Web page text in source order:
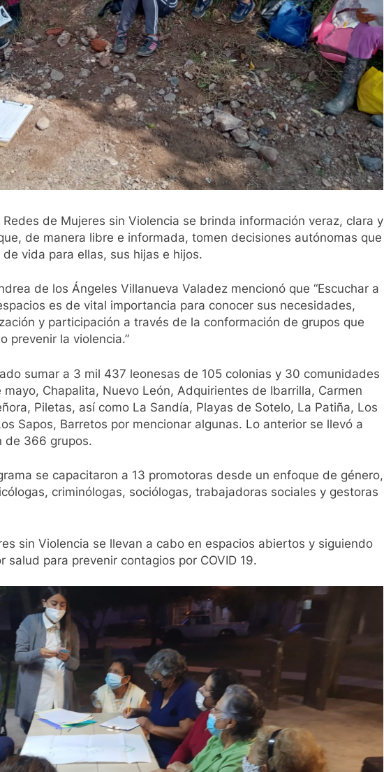
de Mujeres sin Violencia se brinda información veraz, clara y
de manera libre e informada, tomen decisiones autónomas que
vida para ellas, sus hijas e hijos.
de los Ángeles Villanueva Valadez mencionó que “Escuchar a
es de vital importancia para conocer sus necesidades,
y participación a través de la conformación de grupos que
prevenir la violencia.”
sumar a 3 mil 437 leonesas de 105 colonias y 30 comunidades
Chapalita, Nuevo León, Adquirientes de Ibarrilla, Carmen
Piletas, así como La Sandía, Playas de Sotelo, La Patiña, Los
Sapos, Barretos por mencionar algunas. Lo anterior se llevó a
de 366 grupos.
se capacitaron a 13 promotoras desde un enfoque de género,
criminólogas, sociólogas, trabajadoras sociales y gestoras
sin Violencia se llevan a cabo en espacios abiertos y siguiendo
salud para prevenir contagios por COVID 19.